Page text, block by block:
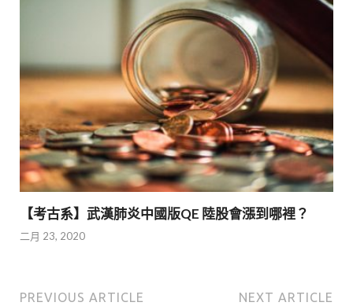
【考古系】武漢肺炎中國版QE 陸股會漲到哪裡？
二月 23, 2020
PREVIOUS ARTICLE NEXT ARTICLE